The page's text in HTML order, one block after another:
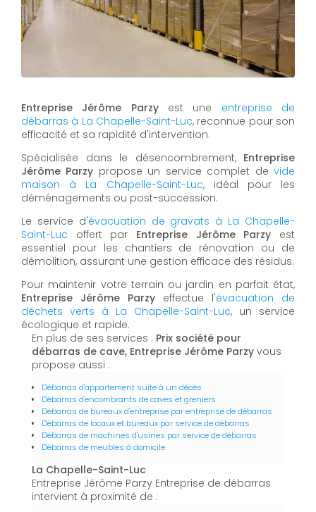
Entreprise Jérôme Parzyest une entreprise de
débarras à La Chapelle-Saint-Luc, reconnue pour son
efficacité et sa rapidité d'intervention.
Spécialisée dans le désencombrement, Entreprise
Jérôme Parzy propose un service complet devide
maison à La Chapelle-Saint-Luc, idéal pour les
déménagements ou post-succession.
Le service d'évacuation de gravats à La Chapelle-
Saint-Luc offert par Entreprise Jérôme Parzy est
essentiel pour les chantiers de rénovation ou de
démolition, assurant une gestion efficace des résidus.
Pour maintenir votre terrain ou jardin en parfait état,
Entreprise Jérôme Parzy effectue l'évacuation de
déchets verts à La Chapelle-Saint-Luc, un service
écologique et rapide.
En plus de ses services : Prix société pour
débarras de cave, Entreprise Jérôme Parzy vous
propose aussi :
Débarras d'appartement suite à un décès
Débarras d'encombrants de caves et greniers
Débarras de bureaux d'entreprise par entreprise de débarras
Débarras de locaux et bureaux par service de débarras
Débarras de machines d'usines par service de débarras
Débarras de meubles à domicile
La Chapelle-Saint-Luc
Entreprise Jérôme Parzy Entreprise de débarras
intervient à proximité de :